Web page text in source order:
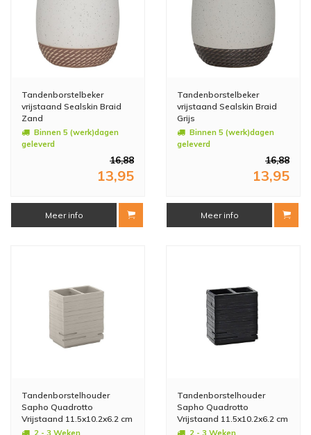
Tandenborstelbeker
vrijstaand Sealskin Braid
Zand
Binnen 5 (werk)dagen
geleverd
16,88
13,95
Meer info
Tandenborstelbeker
vrijstaand Sealskin Braid
Grijs
Binnen 5 (werk)dagen
geleverd
16,88
13,95
Meer info
Tandenborstelhouder
Sapho Quadrotto
Vrijstaand 11.5x10.2x6.2 cm
Polyresin Beige
2 - 3 Weken
Tandenborstelhouder
Sapho Quadrotto
Vrijstaand 11.5x10.2x6.2 cm
Polyresin Zwart
2 - 3 Weken